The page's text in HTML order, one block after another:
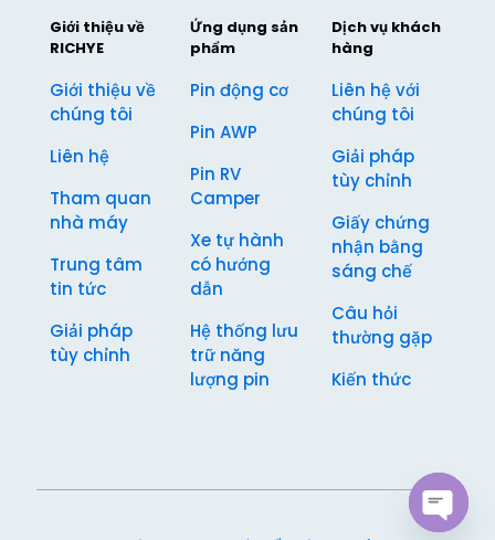
Giới thiệu về
RICHYE
Giới thiệu về
chúng tôi
Liên hệ
Tham quan
nhà máy
Trung tâm
tin tức
Giải pháp
tùy chỉnh
Ứng dụng sản
phẩm
Pin động cơ
Pin AWP
Pin RV
Camper
Xe tự hành
có hướng
dẫn
Hệ thống lưu
trữ năng
lượng pin
Dịch vụ khách
hàng
Liên hệ với
chúng tôi
Giải pháp
tùy chỉnh
Giấy chứng
nhận bằng
sáng chế
Câu hỏi
thường gặp
Kiến thức